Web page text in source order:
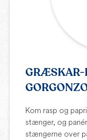
GRÆSKAR-
Kom rasp og
stænger, og
stængerne over